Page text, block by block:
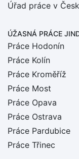
Úřad práce v
ÚŽASNÁ PRÁCE
Práce Hodonín
Práce Kolín
Práce Kroměříž
Práce Most
Práce Opava
Práce Ostrava
Práce Pardubice
Práce Třinec